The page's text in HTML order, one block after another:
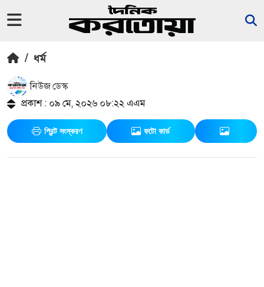
/ ধর্ম
নিউজ ডেস্ক
প্রকাশ : ০৯ মে, ২০২৬ ০৮:২২ এএম
প্রিন্ট সংস্করণ ফটো কার্ড